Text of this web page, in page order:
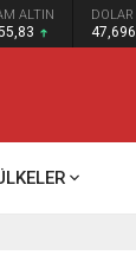
ALTIN DOLAR